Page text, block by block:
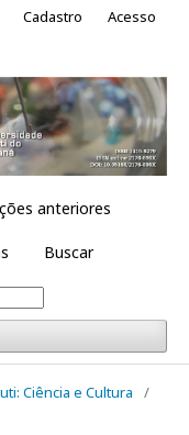
anteriores
Buscar
Cadastro Acesso
Ciência e Cultura
/